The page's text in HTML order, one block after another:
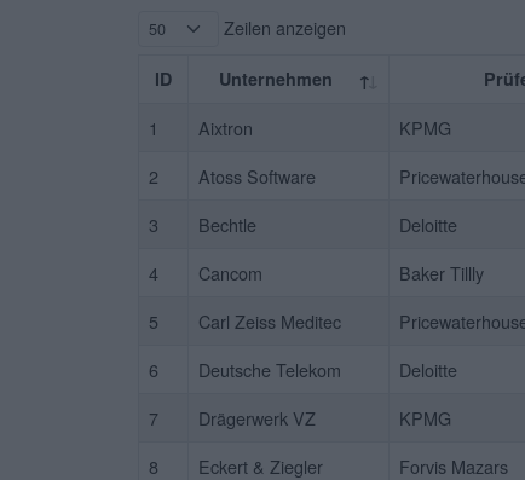
Zeilen anzeigen
ID Unternehmen
1 Aixtron KPMG
2
Atoss Software
3
Bechtle Deloitte
4
Cancom Baker Tillly
5
Carl Zeiss Meditec
6
Deutsche Telekom Deloitte
7
Drägerwerk VZ KPMG
8
Eckert & Ziegler Forvis Mazars